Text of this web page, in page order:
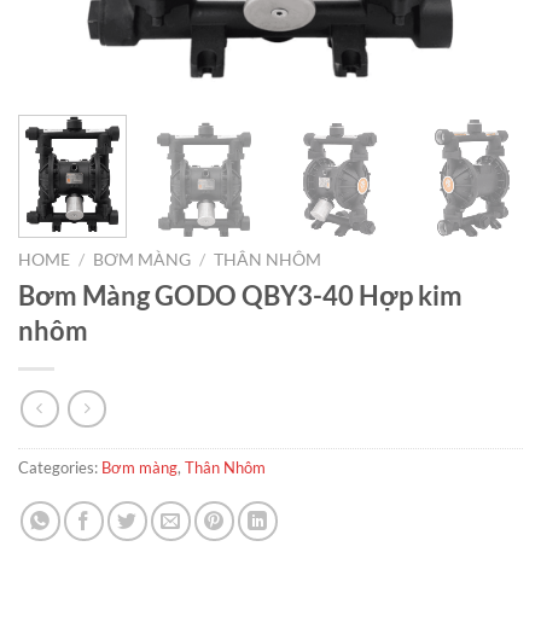
HOME / BƠM MÀNG / THÂN NHÔM
Bơm Màng GODO QBY3-40 Hợp kim
nhôm
Categories: Bơm màng, Thân Nhôm